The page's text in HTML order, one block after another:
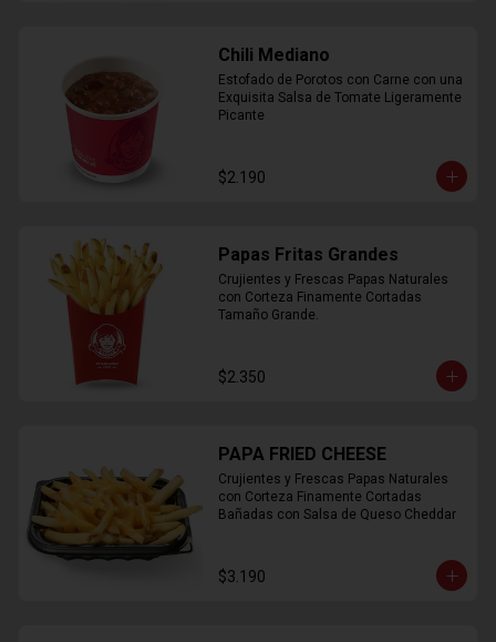
Chili Mediano
Estofado de Porotos con Carne con una
Exquisita Salsa de Tomate Ligeramente
Picante
$2.190
Papas Fritas Grandes
Crujientes y Frescas Papas Naturales
con Corteza Finamente Cortadas
Tamaño Grande.
$2.350
PAPA FRIED CHEESE
Crujientes y Frescas Papas Naturales
con Corteza Finamente Cortadas
Bañadas con Salsa de Queso Cheddar
$3.190